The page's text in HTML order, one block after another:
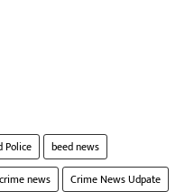
Police
beed news
news
Crime News Udpate